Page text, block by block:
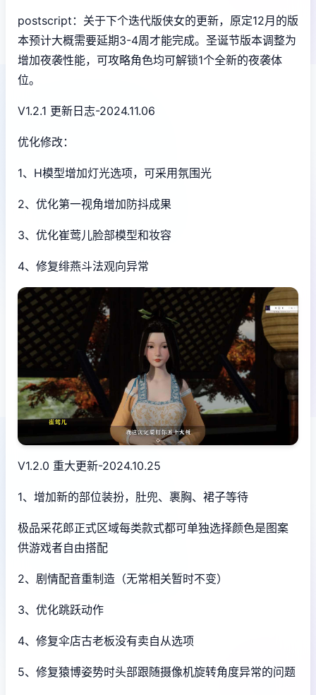
postscript：关于下个迭代版侠女的更新，原定12月的版
本预计大概需要延期3-4周才能完成。圣诞节版本调整为
增加夜袭性能，可攻略角色均可解锁1个全新的夜袭体
位。
V1.2.1 更新日志-2024.11.06
优化修改：
1、H模型增加灯光选项，可采用氛围光
2、优化第一视角增加防抖成果
3、优化崔莺儿脸部模型和妆容
4、修复绯燕斗法观向异常
V1.2.0 重大更新-2024.10.25
1、增加新的部位装扮，肚兜、裹胸、裙子等待
极品采花郎正式区域每类款式都可单独选择颜色是图案
供游戏者自由搭配
2、剧情配音重制造（无常相关暂时不变）
3、优化跳跃动作
4、修复伞店古老板没有卖自从选项
5、修复猿博姿势时头部跟随摄像机旋转角度异常的问题